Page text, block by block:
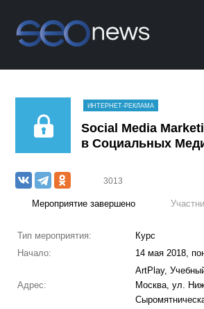
ИНТЕРНЕТ-РЕКЛАМА
Social Media
в Социальных
3013
Мероприятие завершено
Тип мероприятия:
Курс
Начало:
14 мая 2018,
Адрес:
ArtPlay,
Москва, ул.